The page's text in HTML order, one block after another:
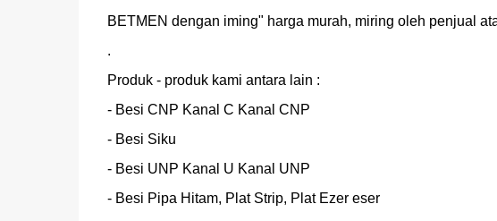
BETMEN dengan iming" harga murah, miring oleh penjual
.
Produk - produk kami antara lain :
- Besi CNP Kanal C Kanal CNP
- Besi Siku
- Besi UNP Kanal U Kanal UNP
- Besi Pipa Hitam, Plat Strip, Plat Ezer eser